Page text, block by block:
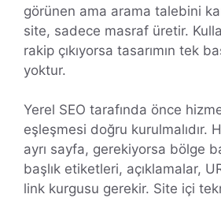
görünen ama arama talebini
site, sadece masraf üretir.
rakip çıkıyorsa tasarımın tek
yoktur.
Yerel SEO tarafında önce
eşleşmesi doğru kurulmalıdır.
ayrı sayfa, gerekiyorsa bölge
başlık etiketleri, açıklamalar,
link kurgusu gerekir. Site içi